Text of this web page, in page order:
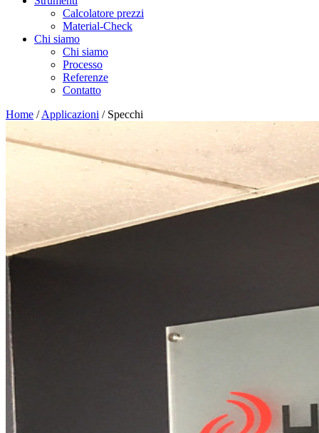
Calcolatore prezzi
Material-Check
Chi siamo
Chi siamo
Processo
Referenze
Contatto
Home /Applicazioni / Specchi